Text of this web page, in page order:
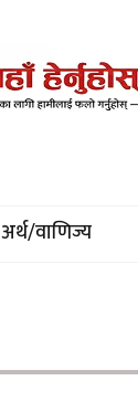
अर्थ/वाणिज्य